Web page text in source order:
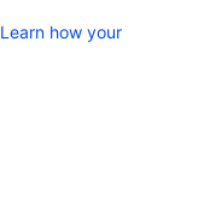
Learn how your